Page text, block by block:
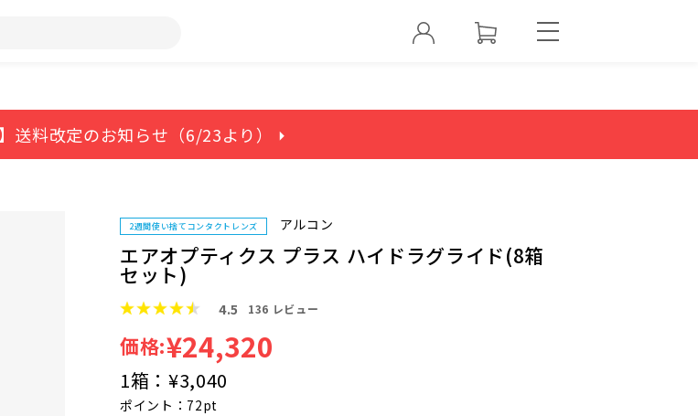
送料改定のお知らせ（6/23より） ⏵
2週間使い捨てコンタクトレンズ アルコン
エアオプティクス プラス ハイドラグライド(8箱
セット)
4.5 136 レビュー
価格:¥24,320
1箱： ¥3,040
ポイント：72pt